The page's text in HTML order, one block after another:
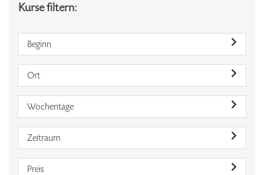
Kurse filtern:
Beginn
Ort
Wochentage
Zeitraum
Preis